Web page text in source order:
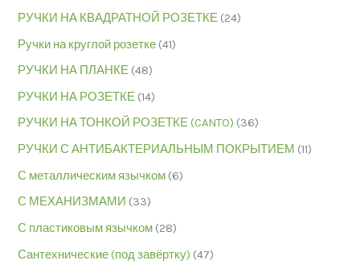
РУЧКИ НА КВАДРАТНОЙ РОЗЕТКЕ (24)
Ручки на круглой розетке (41)
РУЧКИ НА ПЛАНКЕ (48)
РУЧКИ НА РОЗЕТКЕ (14)
РУЧКИ НА ТОНКОЙ РОЗЕТКЕ (CANTO) (36)
РУЧКИ С АНТИБАКТЕРИАЛЬНЫМ ПОКРЫТИЕМ (11)
С металлическим язычком (6)
С МЕХАНИЗМАМИ (33)
С пластиковым язычком (28)
Сантехнические (под завёртку) (47)